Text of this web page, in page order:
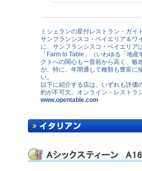
ミシェランの星付レストラン・ガ
サンフランシスコ・ベイエリア＆ワ
に、サンフランシスコ・ベイエリア
「Farm to Table」（いわゆる「地
クトへの関心も一昔前から高く、敏
が、特に、年間通して種類も豊富に
い。
以下に紹介する店は、いずれも評価
約が不可欠。オンライン・レストラ
www.opentable.com